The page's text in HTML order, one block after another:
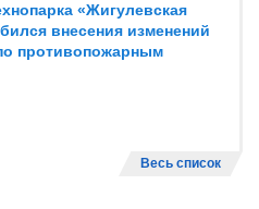
«Жигулевская
внесения изменений
противопожарным
Весь список